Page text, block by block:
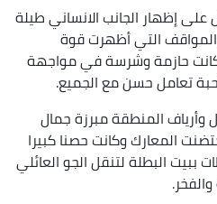
إظهار الجانب الانساني طيلة
التي أظهرت قوة
حازمة وشرسة في مواجهة
تعامل حسن مع الجميع.
المنطقة مبرزة جمال
المعارك وكانت حصنا كبيرا
ببيت البطلة لتنقل الجو العائلي